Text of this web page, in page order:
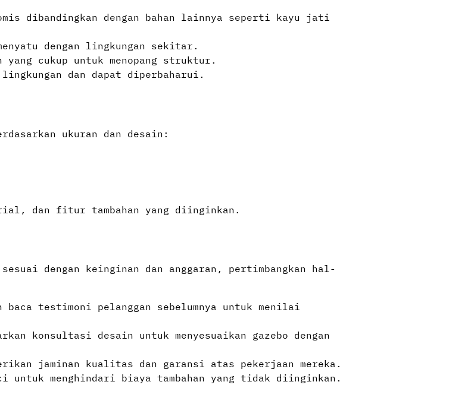
dibandingkan dengan bahan lainnya seperti kayu jati
dengan lingkungan sekitar.
yang cukup untuk menopang struktur.
lingkungan dan dapat diperbaharui.​
ukuran dan desain:​
dan fitur tambahan yang diinginkan.​
sesuai dengan keinginan dan anggaran, pertimbangkan hal-
testimoni pelanggan sebelumnya untuk menilai
konsultasi desain untuk menyesuaikan gazebo dengan
jaminan kualitas dan garansi atas pekerjaan mereka.
menghindari biaya tambahan yang tidak diinginkan.​